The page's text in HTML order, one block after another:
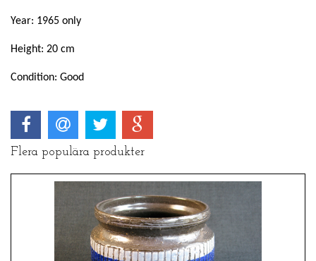
Year: 1965 only
Height: 20 cm
Condition: Good
Flera populära produkter